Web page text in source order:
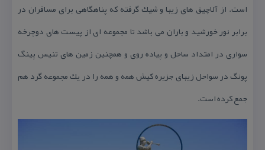
است. از آلاچیق های زیبا و شیك گرفته كه پناهگاهی برای مسافران در
برابر نور خورشید و باران می باشد تا مجموعه ای از پیست های دوچرخه
سواری در امتداد ساحل و پیاده روی و همچنین زمین های تنیس پینگ
پونگ در سواحل زیبای جزیره كیش همه و همه را در یك مجموعه گرد هم
جمع كرده است.